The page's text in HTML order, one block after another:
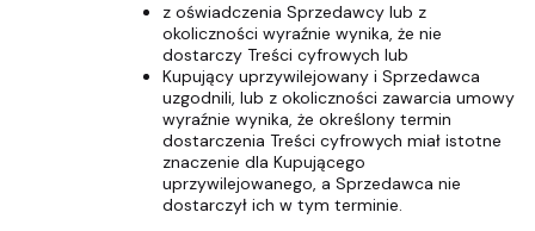
z oświadczenia Sprzedawcy lub z
okoliczności wyraźnie wynika, że nie
dostarczy Treści cyfrowych lub
Kupujący uprzywilejowany i Sprzedawca
uzgodnili, lub z okoliczności zawarcia umowy
wyraźnie wynika, że określony termin
dostarczenia Treści cyfrowych miał istotne
znaczenie dla Kupującego
uprzywilejowanego, a Sprzedawca nie
dostarczył ich w tym terminie.